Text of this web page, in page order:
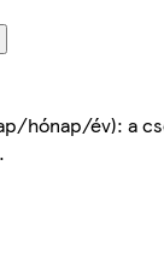
hónap/év): a